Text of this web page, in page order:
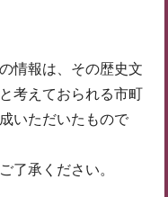
情報は、その歴史文
考えておられる市町
いただいたもので
了承ください。